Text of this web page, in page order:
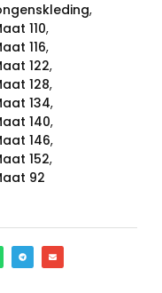
,
110,
116,
122,
128,
134,
140,
146,
152,
92